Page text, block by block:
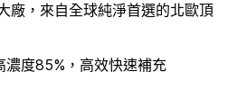
廠，來自全球純淨首選的北歐頂
濃度85%，高效快速補充